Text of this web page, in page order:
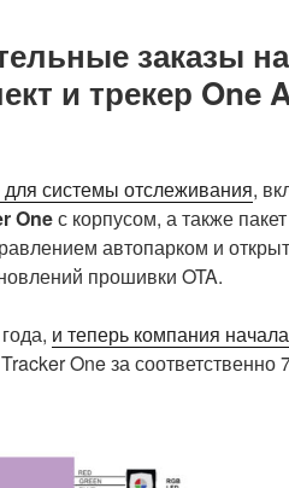
заказы
и трекер One
системы отслеживания,
Oneс корпусом, а также
автопарком и
прошивки OTA.
и теперь компания
One за соответственно